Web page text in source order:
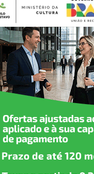
única)
B (1ªdose)
(1ª dose)
dose)
(1ª dose)
(1ª dose)
C (1ª dose)
na legislação.
impedidos de serem
que a situação seja